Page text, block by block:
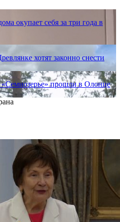
окупает себя за три года в
хотят законно снести
прошли в Олонце